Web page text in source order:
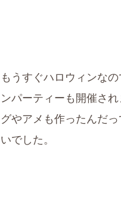
もうすぐハロウィンな
ンパーティーも開催さ
グやアメも作ったんだ
いでした。